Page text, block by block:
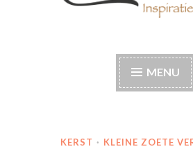
Bakkriebels
MENU
KERST · KLEINE ZOETE